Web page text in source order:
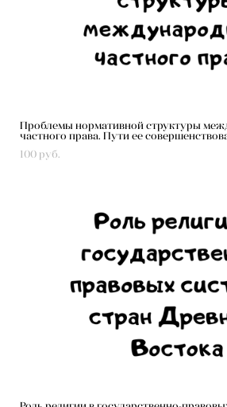
Проблемы нормативной структуры
частного права. Пути ее
100 pуб.